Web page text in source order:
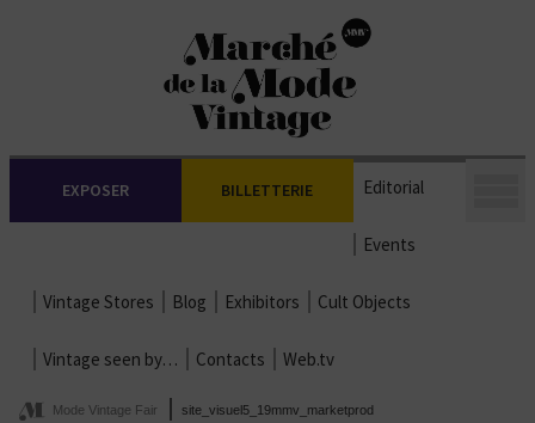
EXPOSER BILLETTERIE Editorial
Events
Vintage Stores Blog Exhibitors Cult Objects
Vintage seen by… Contacts Web.tv
Mode Vintage Fair site_visuel5_19mmv_marketprod